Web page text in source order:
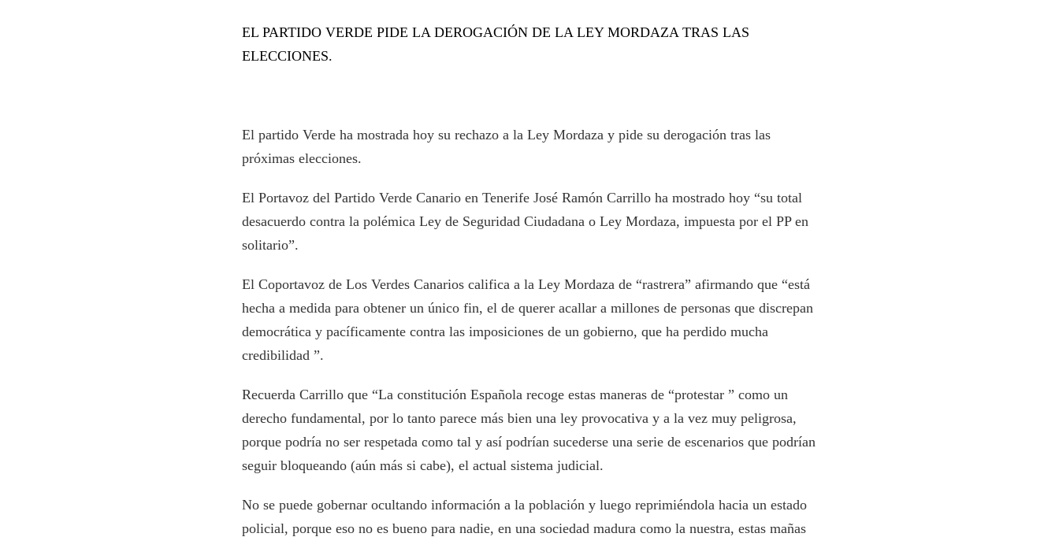
EL PARTIDO VERDE PIDE LA DEROGACIÓN DE LA LEY MORDAZA TRAS LAS
ELECCIONES.
El partido Verde ha mostrada hoy su rechazo a la Ley Mordaza y pide su derogación tras las
próximas elecciones.
El Portavoz del Partido Verde Canario en Tenerife José Ramón Carrillo ha mostrado hoy “su total
desacuerdo contra la polémica Ley de Seguridad Ciudadana o Ley Mordaza, impuesta por el PP en
solitario”.
El Coportavoz de Los Verdes Canarios califica a la Ley Mordaza de “rastrera” afirmando que “está
hecha a medida para obtener un único fin, el de querer acallar a millones de personas que discrepan
democrática y pacíficamente contra las imposiciones de un gobierno, que ha perdido mucha
credibilidad ”.
Recuerda Carrillo que “La constitución Española recoge estas maneras de “protestar ” como un
derecho fundamental, por lo tanto parece más bien una ley provocativa y a la vez muy peligrosa,
porque podría no ser respetada como tal y así podrían sucederse una serie de escenarios que podrían
seguir bloqueando (aún más si cabe), el actual sistema judicial.
No se puede gobernar ocultando información a la población y luego reprimiéndola hacia un estado
policial, porque eso no es bueno para nadie, en una sociedad madura como la nuestra, estas mañas